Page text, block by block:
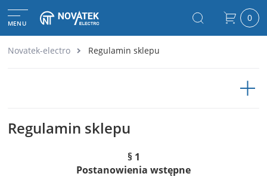
MENU 0
Novatek-electro Regulamin sklepu
Regulamin sklepu
§ 1
Postanowienia wstępne